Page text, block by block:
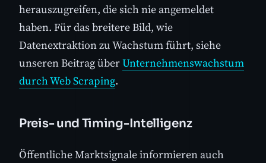
herauszugreifen, die sich nie angemeldet
haben. Für das breitere Bild, wie
Datenextraktion zu Wachstum führt, siehe
unseren Beitrag überUnternehmenswachstum
durch Web Scraping.
Preis- und Timing-Intelligenz
Öffentliche Marktsignale informieren auch